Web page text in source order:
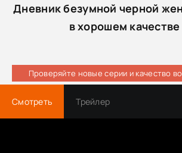
Дневник безумной черной
в хорошем качестве
Проверяйте новые серии и качество
Смотреть Трейлер